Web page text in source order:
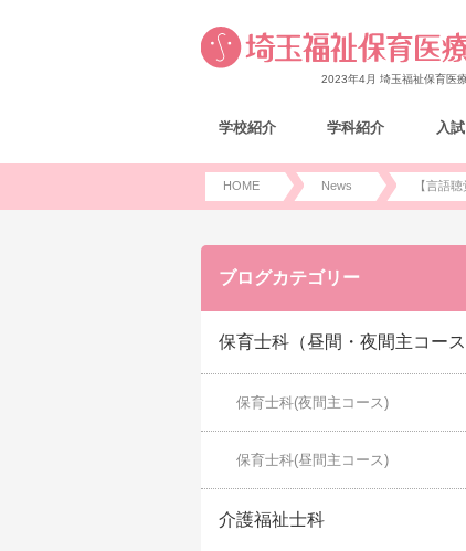
2023年4月 埼玉福祉保育医
学校紹介 学科紹介 入
HOME News 【言語
ブログカテゴリー
保育士科（昼間・夜間主コー
保育士科(夜間主コース)
保育士科(昼間主コース)
介護福祉士科